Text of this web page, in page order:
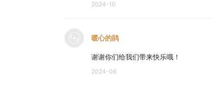
2024-10
暖心的鹃
谢谢你们给我们带来快乐哦！
2024-06